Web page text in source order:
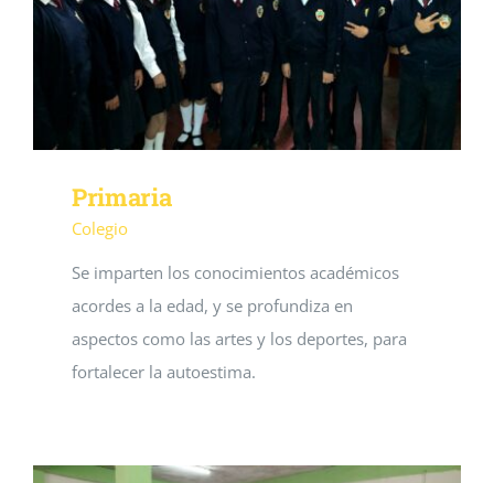
Primaria
Colegio
Se imparten los conocimientos académicos
acordes a la edad, y se profundiza en
aspectos como las artes y los deportes, para
fortalecer la autoestima.